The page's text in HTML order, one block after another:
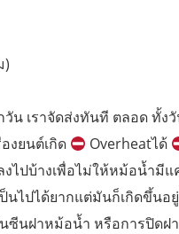
)
วัน เราจัดส่งทันที ตลอด ทั้ง
งยนต์เกิด
Overheatได้
ปบ้างเพื่อไม่ให้หม้อน้ำมีแ
นไปได้ยากแต่มันก็เกิดขึ้น
นฝาหม้อน้ำ หรือการปิดฝ